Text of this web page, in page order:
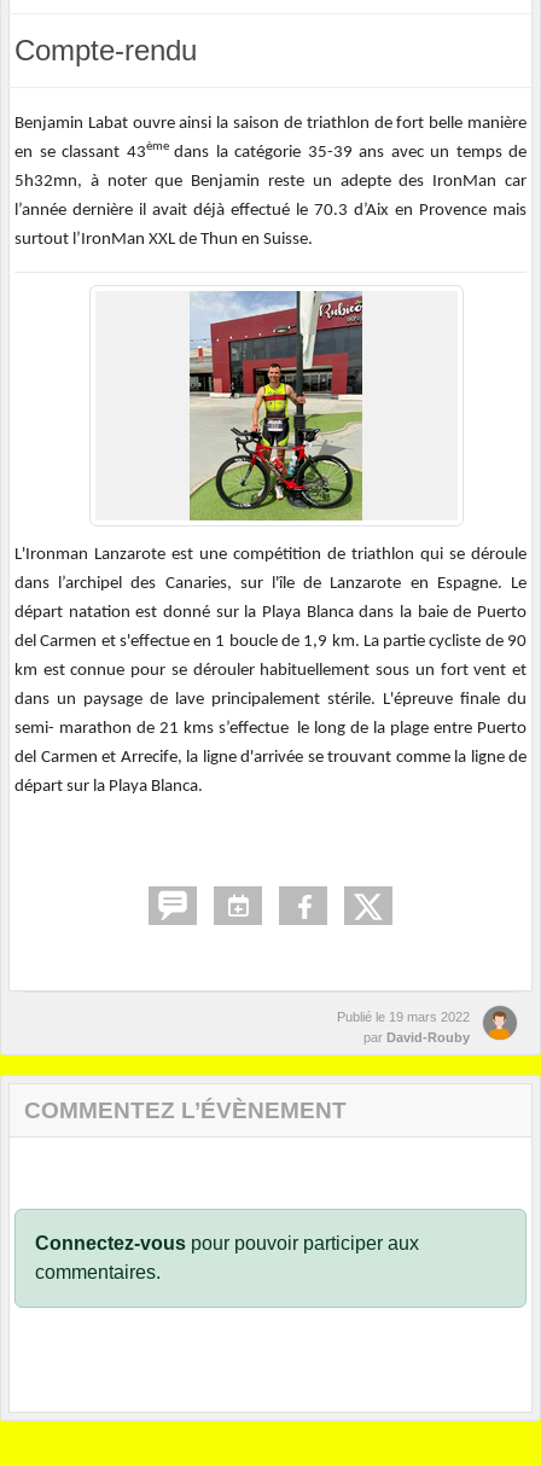
Compte-rendu
Benjamin Labat ouvre ainsi la saison de triathlon de fort belle manière
en se classant 43ème dans la catégorie 35-39 ans avec un temps de
5h32mn, à noter que Benjamin reste un adepte des IronMan car
l’année dernière il avait déjà effectué le 70.3 d’Aix en Provence mais
surtout l’IronMan XXL de Thun en Suisse.
L'Ironman Lanzarote est une compétition de triathlon qui se déroule
dans l’archipel des Canaries, sur l'île de Lanzarote en Espagne. Le
départ natation est donné sur la Playa Blanca dans la baie de Puerto
del Carmen et s'effectue en 1 boucle de 1,9 km. La partie cycliste de 90
km est connue pour se dérouler habituellement sous un fort vent et
dans un paysage de lave principalement stérile. L'épreuve finale du
semi- marathon de 21 kms s’effectue le long de la plage entre Puerto
del Carmen et Arrecife, la ligne d'arrivée se trouvant comme la ligne de
départ sur la Playa Blanca.
Publié le 19 mars 2022
par David-Rouby
COMMENTEZ L’ÉVÈNEMENT
Connectez-vous pour pouvoir participer aux
commentaires.